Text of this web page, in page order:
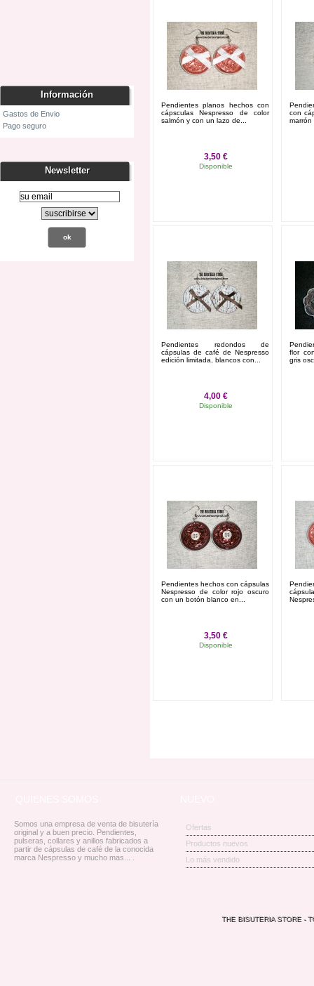
Información
Gastos de Envio
Pago seguro
Newsletter
Pendientes planos hechos con
cápsculas Nespresso de color
salmón y con un lazo de...
3,50 €
Disponible
con
Pendientes redondos de
cápsulas de café de Nespresso
edición limitada , blancos con...
4,00 €
Disponible
flor
gris
Pendientes hechos con cápsulas
Nespresso de color rojo oscuro
con un botón blanco en...
3,50 €
Disponible
Somos una empresa de venta de bisutería
original y a buen precio. Pendientes,
pulseras, collares y anillos fabricados a
partir de cápsulas de café de la conocida
marca Nespresso y mucho mas... .
Ofertas
Productos nuevos
Lo más vendido
THE BISUTERIA STORE -